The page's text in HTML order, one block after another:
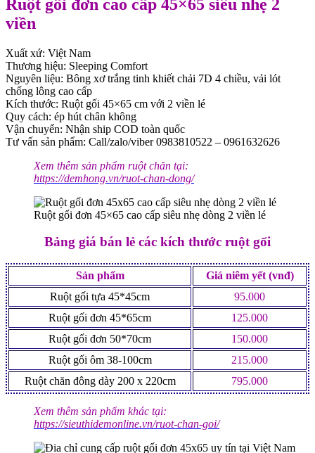
Ruột gối đơn cao cấp 45×65 siêu nhẹ 2
viền
Xuất xứ: Việt Nam
Thương hiệu: Sleeping Comfort
Nguyên liệu: Bông xơ trắng tinh khiết chải 7D 4 chiều, vải lót
chống lông cao cấp
Kích thước: Ruột gối 45×65 cm với 2 viền lé
Quy cách: ép hút chân không
Vận chuyển: Nhận ship COD toàn quốc
Tư vấn sản phẩm: Call/zalo/viber 0983810522 – 0961632626
Xem thêm sản phẩm ruột chăn tại:
https://demhong.vn/ruot-chan-dong/
Ruột gối đơn 45×65 cao cấp siêu nhẹ dòng 2 viền lé
Bảng giá bán lẻ các kích thước ruột gối
Sản phẩm
Giá niêm yết (vnđ)
Ruột gối tựa 45*45cm
95.000
Ruột gối đơn 45*65cm
125.000
Ruột gối đơn 50*70cm
150.000
Ruột gối ôm 38-100cm
215.000
Ruột chăn đông dày 200 x 220cm
795.000
Xem thêm sản phẩm khác tại:
https://sieuthidemonline.vn/ruot-chan-goi/